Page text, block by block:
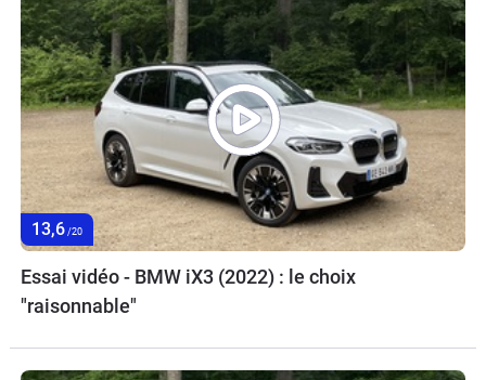
13,6 /20
Essai vidéo - BMW iX3 (2022) : le choix
"raisonnable"